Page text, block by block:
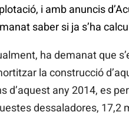
i amb anuncis
saber si ja s’ha
ha demanat que
la construcció
d’aquest any 2014, es
dessaladores, 17,2